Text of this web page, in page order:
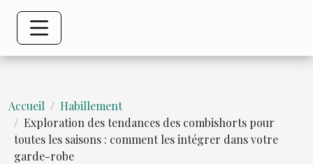
Accueil
Habillement
Exploration des tendances des combishorts pour
toutes les saisons : comment les intégrer dans votre
garde-robe